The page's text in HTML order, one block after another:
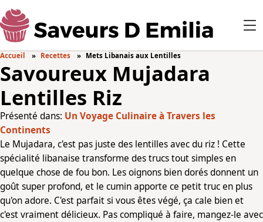
Accueil Recettes Mets Libanais aux Lentilles
Savoureux Mujadara
Lentilles Riz
Présenté dans: Un Voyage Culinaire à Travers les
Continents
Le Mujadara, c'est pas juste des lentilles avec du riz ! Cette
spécialité libanaise transforme des trucs tout simples en
quelque chose de fou bon. Les oignons bien dorés donnent un
goût super profond, et le cumin apporte ce petit truc en plus
qu'on adore. C'est parfait si vous êtes végé, ça cale bien et
c'est vraiment délicieux. Pas compliqué à faire, mangez-le avec